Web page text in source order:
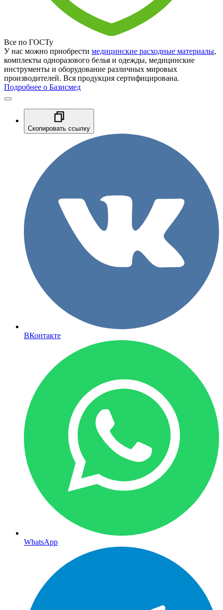
Все по ГОСТу
У нас можно приобрести медицинские расходные материалы,
комплекты одноразового белья и одежды, медицинские
инструменты и оборудование различных мировых
производителей. Вся продукция сертифицирована.
Подробнее о Базисмед
Скопировать ссылку
ВКонтакте
WhatsApp